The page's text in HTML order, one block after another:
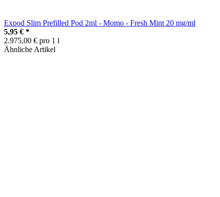
Expod Slim Prefilled Pod 2ml - Momo - Fresh Mint 20 mg/ml
5,95 € *
2.975,00 € pro 1 l
Ähnliche Artikel